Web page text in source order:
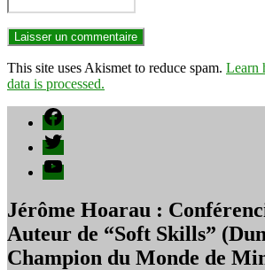
This site uses Akismet to reduce spam. Learn
data is processed.
Facebook
Twitter
YouTube
Jérôme Hoarau :
Auteur de “Soft Skills”
Champion du Monde de